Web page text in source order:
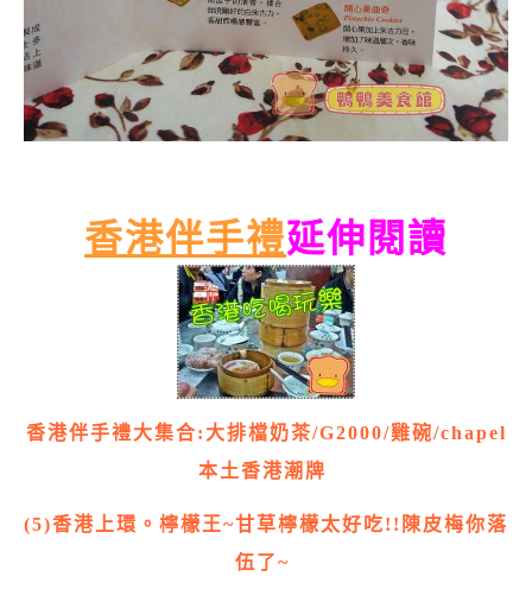
香港伴手禮延伸閱讀
香港伴手禮大集合:大排檔奶茶/G2000/雞碗/chapel
本土香港潮牌
(5)香港上環。檸檬王~甘草檸檬太好吃!!陳皮梅你落
伍了~